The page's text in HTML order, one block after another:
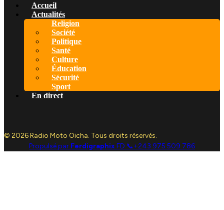
Accueil
Actualités
Religion
Société
Politique
Santé
Culture
Éducation
Sécurité
Sport
En direct
© 2026 Radio Moto Oicha. Tous droits réservés.
Propulsé par Ferdigraphix FD 📞+243 975 509 786